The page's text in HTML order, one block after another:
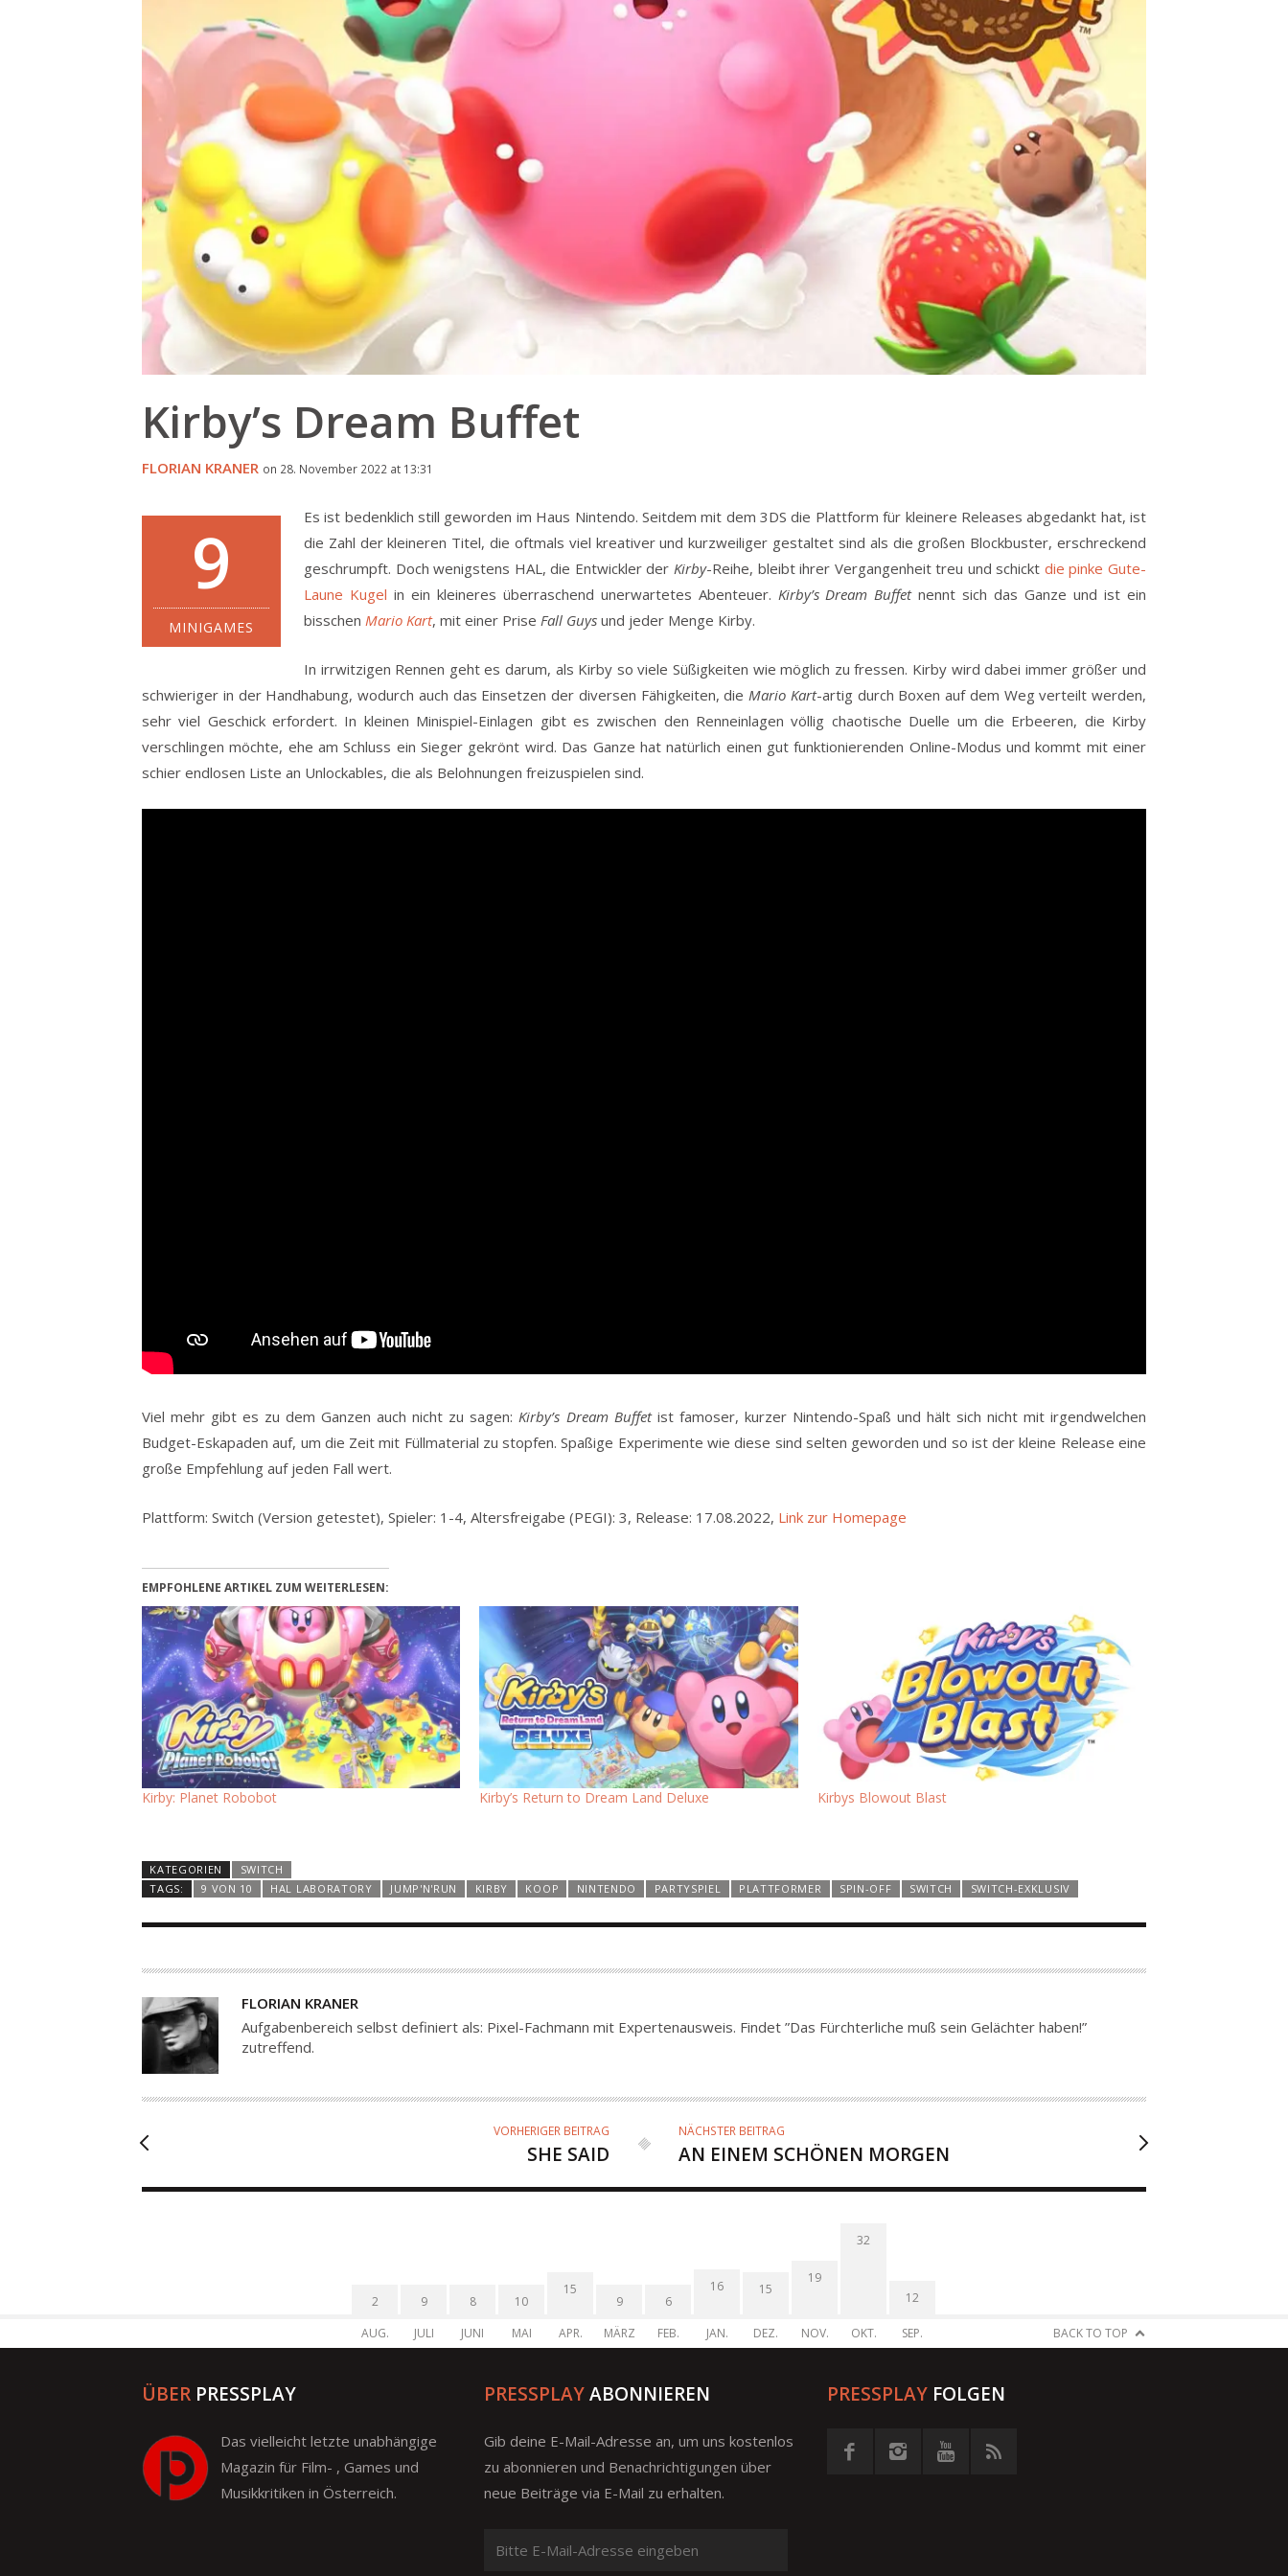
Kirby’s Dream Buffet
FLORIAN KRANER on 28. November 2022 at 13:31
9
MINIGAMES
Es ist bedenklich still geworden im Haus Nintendo. Seitdem mit dem 3DS die Plattform für kleinere Releases abgedankt hat, ist
die Zahl der kleineren Titel, die oftmals viel kreativer und kurzweiliger gestaltet sind als die großen Blockbuster, erschreckend
geschrumpft. Doch wenigstens HAL, die Entwickler der Kirby-Reihe, bleibt ihrer Vergangenheit treu und schickt die pinke Gute-
Laune Kugel in ein kleineres überraschend unerwartetes Abenteuer. Kirby’s Dream Buffetnennt sich das Ganze und ist ein
bisschen Mario Kart, mit einer Prise Fall Guysund jeder Menge Kirby.
In irrwitzigen Rennen geht es darum, als Kirby so viele Süßigkeiten wie möglich zu fressen. Kirby wird dabei immer größer und
schwieriger in der Handhabung, wodurch auch das Einsetzen der diversen Fähigkeiten, die Mario Kart-artig durch Boxen auf dem Weg verteilt werden,
sehr viel Geschick erfordert. In kleinen Minispiel-Einlagen gibt es zwischen den Renneinlagen völlig chaotische Duelle um die Erbeeren, die Kirby
verschlingen möchte, ehe am Schluss ein Sieger gekrönt wird. Das Ganze hat natürlich einen gut funktionierenden Online-Modus und kommt mit einer
schier endlosen Liste an Unlockables, die als Belohnungen freizuspielen sind.
Viel mehr gibt es zu dem Ganzen auch nicht zu sagen:Kirby’s Dream Buffetist famoser, kurzer Nintendo-Spaß und hält sich nicht mit irgendwelchen
Budget-Eskapaden auf, um die Zeit mit Füllmaterial zu stopfen. Spaßige Experimente wie diese sind selten geworden und so ist der kleine Release eine
große Empfehlung auf jeden Fall wert.
Plattform: Switch (Version getestet), Spieler: 1-4, Altersfreigabe (PEGI): 3, Release: 17.08.2022, Link zur Homepage
EMPFOHLENE ARTIKEL ZUM WEITERLESEN:
Kirby: Planet Robobot Kirby’s Return to Dream Land Deluxe Kirbys Blowout Blast
KATEGORIEN
SWITCH
TAGS:
9 VON 10 HAL LABORATORY JUMP'N'RUN KIRBY KOOP NINTENDO PARTYSPIEL PLATTFORMER SPIN-OFF SWITCH SWITCH-EXKLUSIV
A
U
T
R
FLORIAN KRANER
Aufgabenbereich selbst definiert als: Pixel-Fachmann mit Expertenausweis. Findet ”Das Fürchterliche muß sein Gelächter haben!”
zutreffend.
VORHERIGER BEITRAG
SHE SAID
NÄCHSTER BEITRAG
AN EINEM SCHÖNEN MORGEN
2
AUG.
9
JULI
8
JUNI
10
MAI
15
APR.
9
MÄRZ
6
FEB.
16
JAN.
15
DEZ.
19
NOV.
32
OKT.
12
SEP. BACK TO TOP
ÜBER PRESSPLAY
Das vielleicht letzte unabhängige
Magazin für Film- , Games und
Musikkritiken in Österreich.
PRESSPLAYABONNIEREN
Gib deine E-Mail-Adresse an, um uns kostenlos
zu abonnieren und Benachrichtigungen über
neue Beiträge via E-Mail zu erhalten.
PRESSPLAYFOLGEN